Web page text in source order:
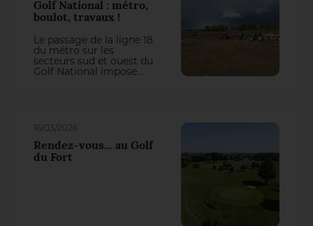
Golf National : métro,
boulot, travaux !
Le passage de la ligne 18
du métro sur les
secteurs sud et ouest du
Golf National impose
penser qu’il y perde des
première intervention
du groupement Natural
16/03/2026
Rendez-vous... au Golf
du Fort